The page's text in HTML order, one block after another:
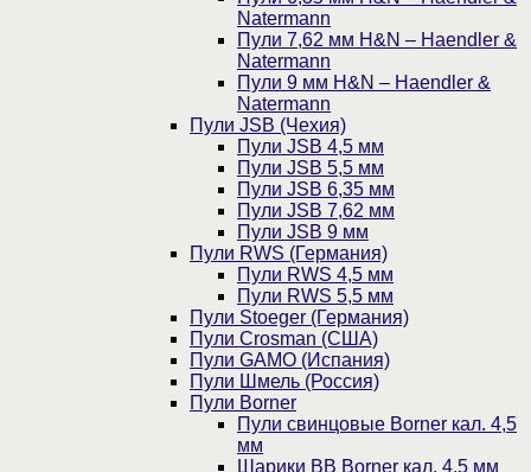
Natermann
Пули 7,62 мм H&N – Haendler &
Natermann
Пули 9 мм H&N – Haendler &
Natermann
Пули JSB (Чехия)
Пули JSB 4,5 мм
Пули JSB 5,5 мм
Пули JSB 6,35 мм
Пули JSB 7,62 мм
Пули JSB 9 мм
Пули RWS (Германия)
Пули RWS 4,5 мм
Пули RWS 5,5 мм
Пули Stoeger (Германия)
Пули Crosman (США)
Пули GAMO (Испания)
Пули Шмель (Россия)
Пули Borner
Пули свинцовые Borner кал. 4,5
мм
Шарики BB Borner кал. 4,5 мм